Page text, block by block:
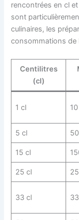
rencontrées en cl
sont
culinaires, les
consommations de
Centilitres
(cl)
1 cl
5 cl
15 cl
25 cl
33 cl